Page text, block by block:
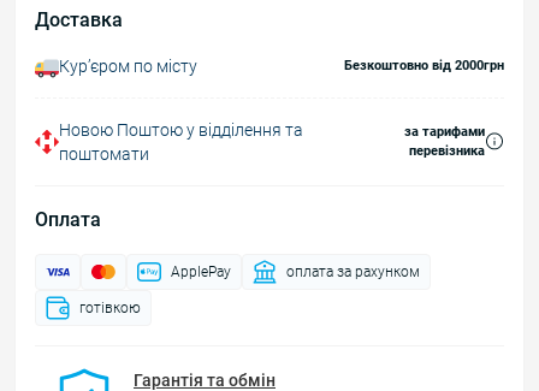
Доставка
Курʼєром по місту Безкоштовно від 2000грн
Новою Поштою у відділення та
поштомати
за тарифами
перевізника
Оплата
ApplePay оплата за рахунком
готівкою
Гарантія та обмін